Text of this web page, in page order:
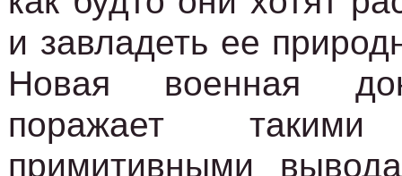
и завладеть ее
Новая военная
поражает
примитивными